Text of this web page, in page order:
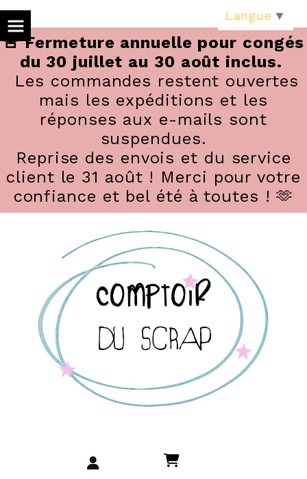
🚨 Fermeture annuelle pour congés
du 30 juillet au 30 août inclus.
Les commandes restent ouvertes
mais les expéditions et les
réponses aux e-mails sont
suspendues.
Reprise des envois et du service
client le 31 août ! Merci pour votre
confiance et bel été à toutes ! 🫶
Langue ▼